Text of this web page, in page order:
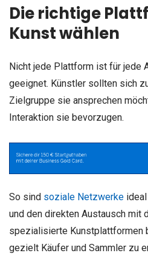
Die richtige
Kunst wählen
Nicht jede Plattform ist für jede
geeignet. Künstler sollten sich
Zielgruppe sie ansprechen
Interaktion sie bevorzugen.
So sind soziale Netzwerke
und den direkten Austausch mit
spezialisierte Kunstplattformen
gezielt Käufer und Sammler zu